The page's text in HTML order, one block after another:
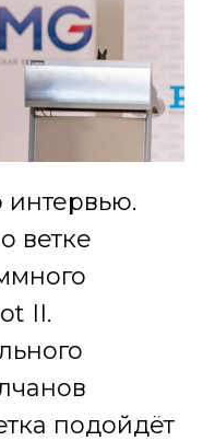
ветке
II.
подойдёт